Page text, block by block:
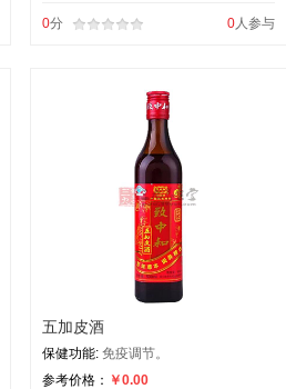
0人参与
0分
五加皮酒
保健功能: 免疫调节。
参考价格： ￥0.00